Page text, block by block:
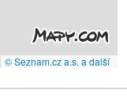
© Seznam.cz a.s. a další